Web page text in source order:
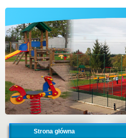
Strona główna